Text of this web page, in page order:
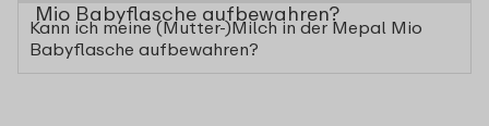
Mio Babyflasche aufbewahren?
Kann ich meine (Mutter-)Milch in der Mepal Mio
Babyflasche aufbewahren?